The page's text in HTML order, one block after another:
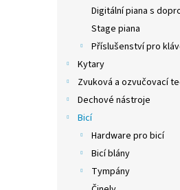
Digitální piana s
Stage piana
Příslušenství pro
Kytary
Zvuková a ozvučovací
Dechové nástroje
Bicí
Hardware pro bicí
Bicí blány
Tympány